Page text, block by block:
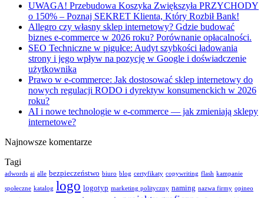
UWAGA! Przebudowa Koszyka Zwiększyła PRZYCHODY
o 150% – Poznaj SEKRET Klienta, Który Rozbił Bank!
Allegro czy własny sklep internetowy? Gdzie budować
biznes e-commerce w 2026 roku? Porównanie opłacalności.
SEO Techniczne w pigułce: Audyt szybkości ładowania
strony i jego wpływ na pozycję w Google i doświadczenie
użytkownika
Prawo w e-commerce: Jak dostosować sklep internetowy do
nowych regulacji RODO i dyrektyw konsumenckich w 2026
roku?
AI i nowe technologie w e-commerce — jak zmieniają sklepy
internetowe?
Najnowsze komentarze
Tagi
adwords ai alle bezpieczeństwo biuro blog certyfikaty copywriting flash kampanie
społeczne katalog logo logotyp marketing polityczny naming nazwa firmy opineo